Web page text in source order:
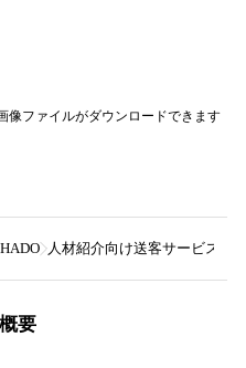
像ファイルがダウンロードできます
人材紹介向け送客サービス「
要